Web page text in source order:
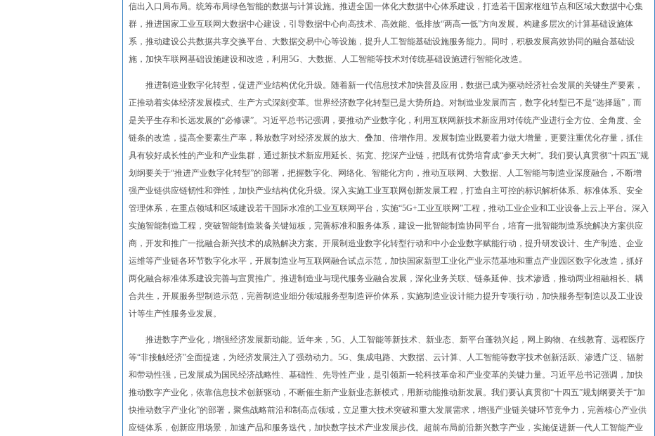
信出入口局布局。统筹布局绿色智能的数据与计算设施。推进全国一体化大数据中心体系建设，打造若干国家枢纽节点和区域大数据中心集
群，推进国家工业互联网大数据中心建设，引导数据中心向高技术、高效能、低排放“两高一低”方向发展。构建多层次的计算基础设施体
系，推动建设公共数据共享交换平台、大数据交易中心等设施，提升人工智能基础设施服务能力。同时，积极发展高效协同的融合基础设
施，加快车联网基础设施建设和改造，利用5G、大数据、人工智能等技术对传统基础设施进行智能化改造。
推进制造业数字化转型，促进产业结构优化升级。随着新一代信息技术加快普及应用，数据已成为驱动经济社会发展的关键生产要素，
正推动着实体经济发展模式、生产方式深刻变革。世界经济数字化转型已是大势所趋。对制造业发展而言，数字化转型已不是“选择题”，而
是关乎生存和长远发展的“必修课”。习近平总书记强调，要推动产业数字化，利用互联网新技术新应用对传统产业进行全方位、全角度、全
链条的改造，提高全要素生产率，释放数字对经济发展的放大、叠加、倍增作用。发展制造业既要着力做大增量，更要注重优化存量，抓住
具有较好成长性的产业和产业集群，通过新技术新应用延长、拓宽、挖深产业链，把既有优势培育成“参天大树”。我们要认真贯彻“十四五”规
划纲要关于“推进产业数字化转型”的部署，把握数字化、网络化、智能化方向，推动互联网、大数据、人工智能与制造业深度融合，不断增
强产业链供应链韧性和弹性，加快产业结构优化升级。深入实施工业互联网创新发展工程，打造自主可控的标识解析体系、标准体系、安全
管理体系，在重点领域和区域建设若干国际水准的工业互联网平台，实施“5G+工业互联网”工程，推动工业企业和工业设备上云上平台。深入
实施智能制造工程，突破智能制造装备关键短板，完善标准和服务体系，建设一批智能制造协同平台，培育一批智能制造系统解决方案供应
商，开发和推广一批融合新兴技术的成熟解决方案。开展制造业数字化转型行动和中小企业数字赋能行动，提升研发设计、生产制造、企业
运维等产业链各环节数字化水平，开展制造业与互联网融合试点示范，加快国家新型工业化产业示范基地和重点产业园区数字化改造，抓好
两化融合标准体系建设完善与宣贯推广。推进制造业与现代服务业融合发展，深化业务关联、链条延伸、技术渗透，推动两业相融相长、耦
合共生，开展服务型制造示范，完善制造业细分领域服务型制造评价体系，实施制造业设计能力提升专项行动，加快服务型制造以及工业设
计等生产性服务业发展。
推进数字产业化，增强经济发展新动能。近年来，5G、人工智能等新技术、新业态、新平台蓬勃兴起，网上购物、在线教育、远程医疗
等“非接触经济”全面提速，为经济发展注入了强劲动力。5G、集成电路、大数据、云计算、人工智能等数字技术创新活跃、渗透广泛、辐射
和带动性强，已发展成为国民经济战略性、基础性、先导性产业，是引领新一轮科技革命和产业变革的关键力量。习近平总书记强调，加快
推动数字产业化，依靠信息技术创新驱动，不断催生新产业新业态新模式，用新动能推动新发展。我们要认真贯彻“十四五”规划纲要关于“加
快推动数字产业化”的部署，聚焦战略前沿和制高点领域，立足重大技术突破和重大发展需求，增强产业链关键环节竞争力，完善核心产业供
应链体系，创新应用场景，加速产品和服务迭代，加快数字技术产业发展步伐。超前布局前沿新兴数字产业，实施促进新一代人工智能产业